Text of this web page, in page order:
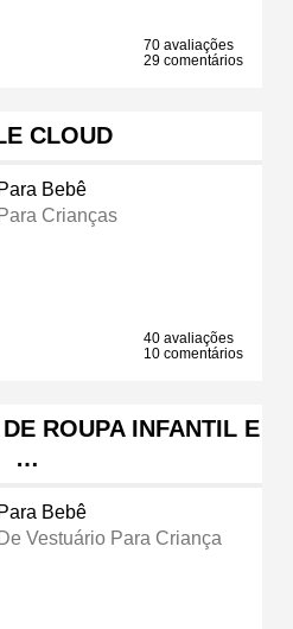
70 avaliações
29 comentários
CLOUD
Bebê
Crianças
40 avaliações
10 comentários
ROUPA INFANTIL E
…
Bebê
Vestuário Para Criança